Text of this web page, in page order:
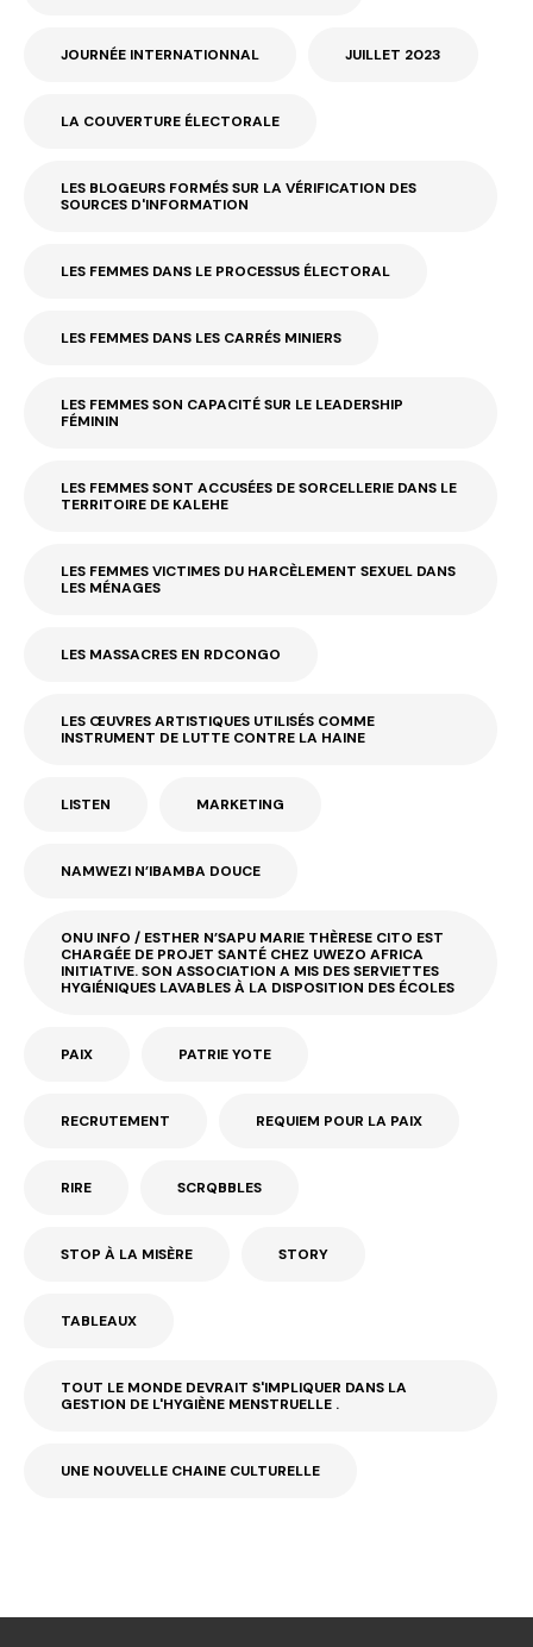
JOURNÉE INTERNATIONNAL JUILLET 2023
LA COUVERTURE ÉLECTORALE
LES BLOGEURS FORMÉS SUR LA VÉRIFICATION DES
SOURCES D'INFORMATION
LES FEMMES DANS LE PROCESSUS ÉLECTORAL
LES FEMMES DANS LES CARRÉS MINIERS
LES FEMMES SON CAPACITÉ SUR LE LEADERSHIP
FÉMININ
LES FEMMES SONT ACCUSÉES DE SORCELLERIE DANS LE
TERRITOIRE DE KALEHE
LES FEMMES VICTIMES DU HARCÈLEMENT SEXUEL DANS
LES MÉNAGES
LES MASSACRES EN RDCONGO
LES ŒUVRES ARTISTIQUES UTILISÉS COMME
INSTRUMENT DE LUTTE CONTRE LA HAINE
LISTEN MARKETING
NAMWEZI N’IBAMBA DOUCE
ONU INFO / ESTHER N’SAPU MARIE THÈRESE CITO EST
CHARGÉE DE PROJET SANTÉ CHEZ UWEZO AFRICA
INITIATIVE. SON ASSOCIATION A MIS DES SERVIETTES
HYGIÉNIQUES LAVABLES À LA DISPOSITION DES ÉCOLES
PAIX PATRIE YOTE
RECRUTEMENT REQUIEM POUR LA PAIX
RIRE SCRQBBLES
STOP À LA MISÈRE STORY
TABLEAUX
TOUT LE MONDE DEVRAIT S'IMPLIQUER DANS LA
GESTION DE L'HYGIÈNE MENSTRUELLE .
UNE NOUVELLE CHAINE CULTURELLE